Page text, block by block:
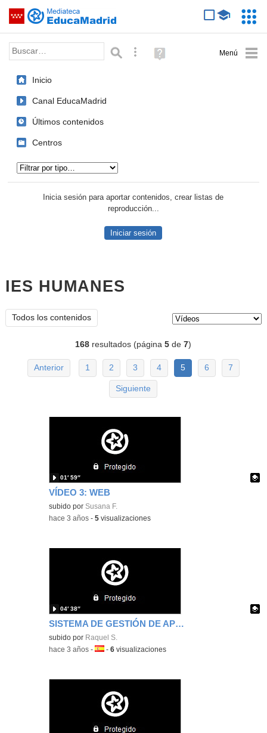
Saltar navegación
Palabra o frase: Búsqueda avanzada
Ayuda
(en
Inicio
Canal EducaMadrid
Últimos contenidos
Centros
Inicia sesión para aportar contenidos, crear listas de
reproducción...
Iniciar sesión
IES HUMANES
Todos los contenidos
168 resultados (página5 de7)
Anterior 1 2 3 4 5 6 7
Siguiente
VÍDEO 3: WEB
Contenido educativo.
subido por Susana F.
01′ 59″
-hace 3 años -5 visualizaciones
SISTEMA DE GESTIÓN DE APRENDIZAJES Y EVALUACIÓN
Contenido educativo.
subido por Raquel S.
04′ 38″
-hace 3 años -Idioma:
-6 visualizaciones